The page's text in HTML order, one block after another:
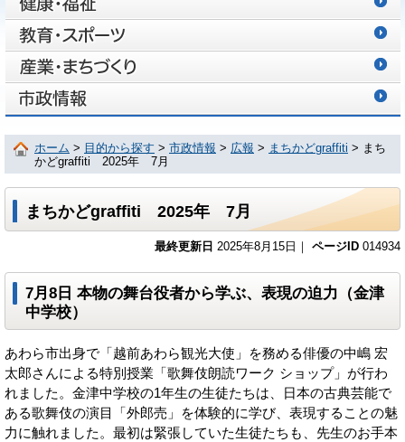
ホーム > 目的から探す > 市政情報 > 広報 > まちかどgraffiti > まち
かどgraffiti 2025年 7月
まちかどgraffiti 2025年 7月
最終更新日 2025年8月15日｜ ページID 014934
7月8日 本物の舞台役者から学ぶ、表現の迫力（金津
中学校）
あわら市出身で「越前あわら観光大使」を務める俳優の中嶋 宏
太郎さんによる特別授業「歌舞伎朗読ワーク ショップ」が行わ
れました。金津中学校の1年生の生徒たちは、日本の古典芸能で
ある歌舞伎の演目「外郎売」を体験的に学び、表現することの魅
力に触れました。最初は緊張していた生徒たちも、先生のお手本